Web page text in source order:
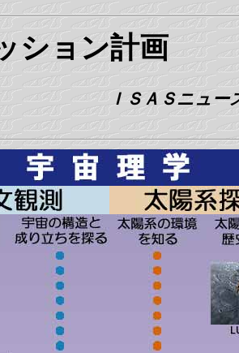
ション計画
ＩＳＡＳニュ